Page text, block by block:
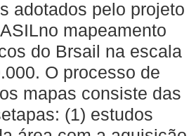
adotados pelo projeto
mapeamento
do Brsail na escala
O processo de
mapas consiste das
(1) estudos